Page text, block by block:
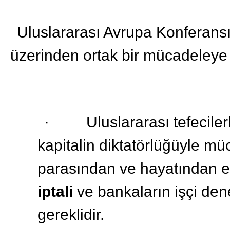
Uluslararası Avrupa
üzerinden ortak bir mücadeleye
· Uluslararası
kapitalin diktatörlüğüyle
parasından ve hayatından
iptali ve bankaların işçi
gereklidir.